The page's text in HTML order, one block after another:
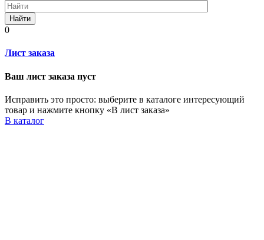
Найти
0
Лист заказа
Ваш лист заказа пуст
Исправить это просто: выберите в каталоге интересующий
товар и нажмите кнопку «В лист заказа»
В каталог